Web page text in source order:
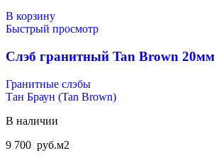
В корзину
Быстрый просмотр
Слэб гранитный Tan Brown
Гранитные слэбы
Тан Браун (Tan Brown)
В наличии
9 700 руб.м2